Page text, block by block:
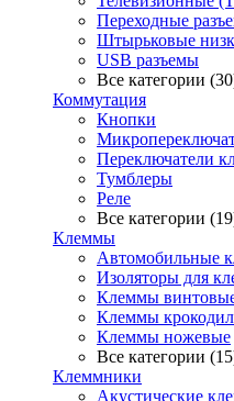
Переходные
Штырьковые
USB разъемы
Все категории
Коммутация
Кнопки
Переключатели
Тумблеры
Реле
Все категории
Клеммы
Автомобильные
Изоляторы для
Клеммы
Клеммы
Клеммы ножевые
Все категории
Клеммники
Акустические